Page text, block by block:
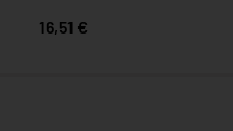
16,51 €